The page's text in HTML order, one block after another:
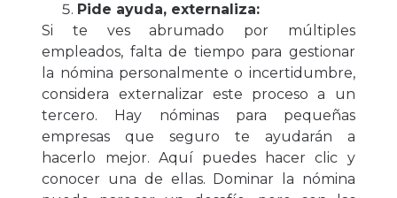
Pide ayuda, externaliza:
Si te ves abrumado por múltiples
empleados, falta de tiempo para gestionar
la nómina personalmente o incertidumbre,
considera externalizar este proceso a un
tercero. Hay nóminas para pequeñas
empresas que seguro te ayudarán a
hacerlo mejor. Aquí puedes hacer clic y
conocer una de ellas. Dominar la nómina